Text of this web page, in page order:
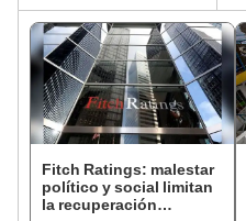
Fitch Ratings: malestar
político y social limitan
la recuperación